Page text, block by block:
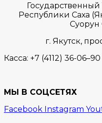
Республики Саха
г. Якутск,
Касса: +7 (4112) 36-06–90
МЫ В СОЦСЕТЯХ
Facebook Instagram